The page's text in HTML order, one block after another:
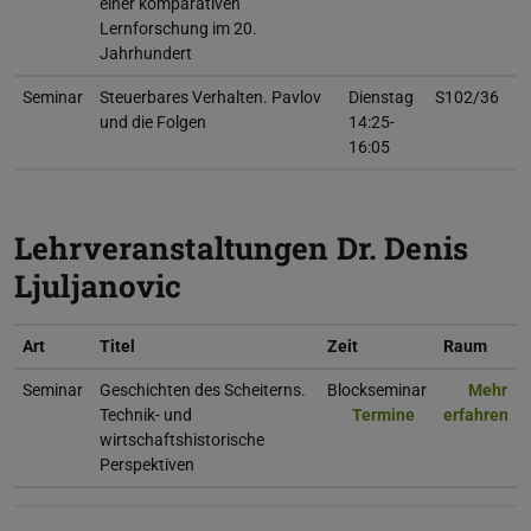
einer komparativen
Lernforschung im 20.
Jahrhundert
Seminar
Steuerbares Verhalten. Pavlov
und die Folgen
Dienstag
14:25-
16:05
S102/36
Lehrveranstaltungen Dr. Denis
Ljuljanovic
Art Titel Zeit Raum
Seminar
Geschichten des Scheiterns.
Technik- und
wirtschaftshistorische
Perspektiven
Blockseminar
Termine
Mehr
erfahren